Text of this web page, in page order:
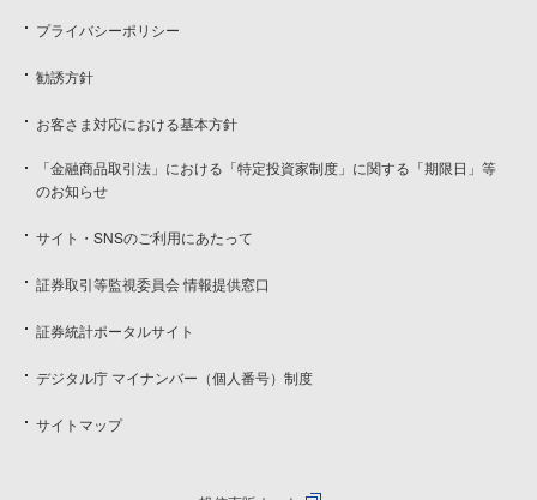
プライバシーポリシー
勧誘方針
お客さま対応における基本方針
「金融商品取引法」における「特定投資家制度」に関する「期限日」等
のお知らせ
サイト・SNSのご利用にあたって
証券取引等監視委員会 情報提供窓口
証券統計ポータルサイト
デジタル庁 マイナンバー（個人番号）制度
サイトマップ